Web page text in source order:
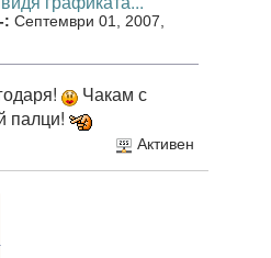
: Септември 01, 2007,
Чакам с
палци!
Активен